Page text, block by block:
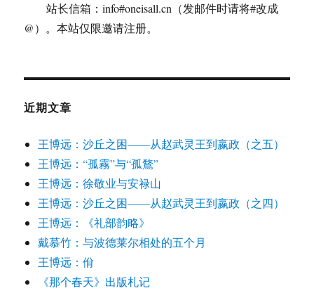
站长信箱：info#oneisall.cn（发邮件时请将#改成
@）。本站仅限邀请注册。
近期文章
王博远：沙丘之困——从赵武灵王到嬴政（之五）
王博远：“孤霧”与“孤鶩”
王博远：徐敬业与安禄山
王博远：沙丘之困——从赵武灵王到嬴政（之四）
王博远：《礼部韵略》
戴慕竹：与波德莱尔相处的五个月
王博远：佾
《那个春天》出版札记